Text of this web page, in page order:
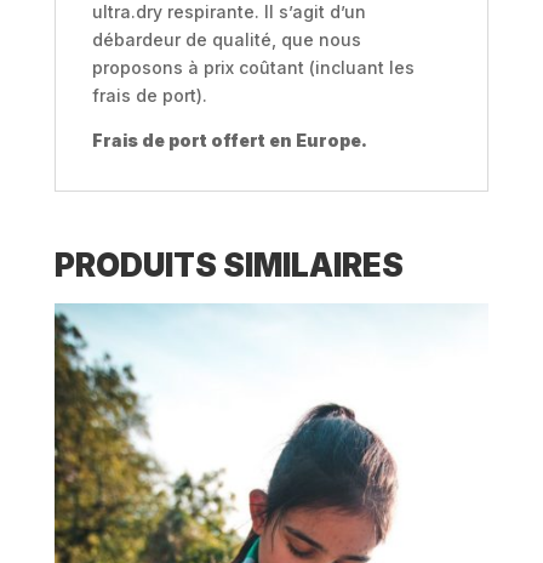
ultra.dry respirante. Il s’agit d’un
débardeur de qualité, que nous
proposons à prix coûtant (incluant les
frais de port).
Frais de port offert en Europe.
PRODUITS SIMILAIRES